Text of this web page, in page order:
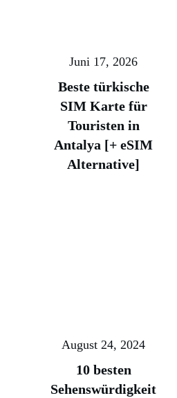
Juni 17, 2026
Beste türkische
SIM Karte für
Touristen in
Antalya [+ eSIM
Alternative]
August 24, 2024
10 besten
Sehenswürdigkeit